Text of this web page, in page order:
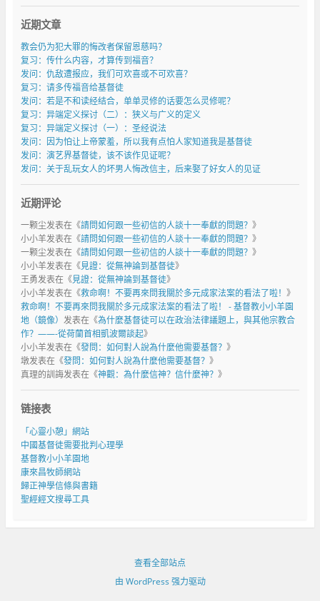
近期文章
教会仍为犯大罪的悔改者保留恩慈吗？
复习：传什么内容，才算传到福音？
发问：仇敌遭报应，我们可欢喜或不可欢喜？
复习：请多传福音给基督徒
发问：若是不和读经结合，单单灵修的话要怎么灵修呢？
复习：异端定义探讨（二）：狭义与广义的定义
复习：异端定义探讨（一）：圣经说法
发问：因为怕让上帝蒙羞，所以我有点怕人家知道我是基督徒
发问：演艺界基督徒，该不该作见证呢？
发问：关于乱玩女人的坏男人悔改信主，后来娶了好女人的见证
近期评论
一颗尘发表在《請問如何跟一些初信的人談十一奉獻的問題？ 》
小小羊发表在《請問如何跟一些初信的人談十一奉獻的問題？ 》
一颗尘发表在《請問如何跟一些初信的人談十一奉獻的問題？ 》
小小羊发表在《見證：從無神論到基督徒》
王勇发表在《見證：從無神論到基督徒》
小小羊发表在《救命啊！不要再來問我關於多元成家法案的看法了啦！ 》
救命啊！不要再來問我關於多元成家法案的看法了啦！ - 基督教小小羊園
地（鏡像） 发表在《為什麼基督徒可以在政治法律議題上，與其他宗教合
作？——-從荷蘭首相凱波爾談起》
小小羊发表在《發問：如何對人說為什麼他需要基督？ 》
墩发表在《發問：如何對人說為什麼他需要基督？ 》
真理的訓誨发表在《神觀：為什麼信神？信什麼神？ 》
链接表
「心靈小憩」網站
中國基督徒需要批判心理學
基督教小小羊園地
康來昌牧師網站
歸正神學信條與書籍
聖經經文搜尋工具
查看全部站点
由 WordPress 强力驱动